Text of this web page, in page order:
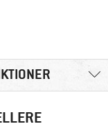
oplysningerne får du